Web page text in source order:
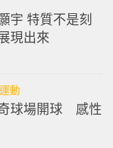
宇 特質不是刻
現出來
動
球場開球 感性